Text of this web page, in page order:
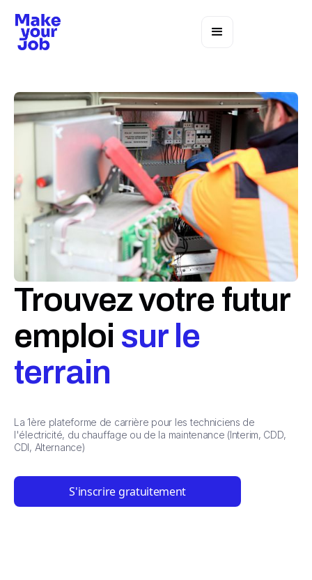
Trouvez votre futur
emploi sur le
terrain
La 1ère plateforme de carrière pour les techniciens de
l'électricité, du chauffage ou de la maintenance (Interim, CDD,
CDI, Alternance)
S'inscrire gratuitement